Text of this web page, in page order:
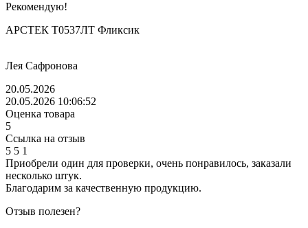
Рекомендую!
АРСТЕК Т0537ЛТ Фликсик
Лея Сафронова
20.05.2026
20.05.2026 10:06:52
Оценка товара
5
Ссылка на отзыв
5 5 1
Приобрели один для проверки, очень понравилось, заказали
несколько штук.
Благодарим за качественную продукцию.
Отзыв полезен?